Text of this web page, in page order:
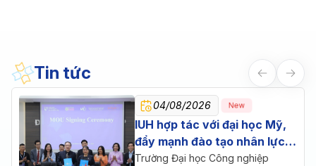
Tin tức
04/08/2026 New
IUH hợp tác với đại học Mỹ,
đẩy mạnh đào tạo nhân lực
chăm sóc sức khỏe
Trường Đại học Công nghiệp